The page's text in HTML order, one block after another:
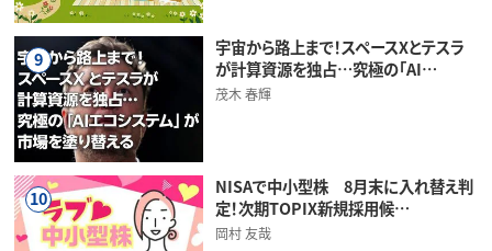
9
宇宙から路上まで！スペースXとテスラ
が計算資源を独占…究極の「AI…
茂木 春輝
10
NISAで中小型株 8月末に入れ替え判
定！次期TOPIX新規採用候…
岡村 友哉